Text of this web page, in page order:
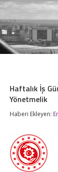
Haftalık İş
Yönetmelik
Haberi Ekleyen: